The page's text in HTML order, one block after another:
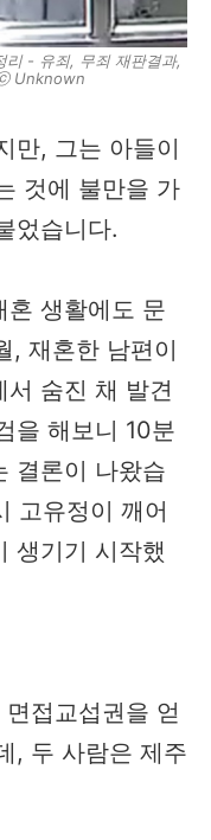
리 - 유죄, 무죄 재판결과,
Unknown
만, 그는 아들이
것에 불만을 가
었습니다.
혼 생활에도 문
, 재혼한 남편이
숨진 채 발견
을 해보니 10분
결론이 나왔습
고유정이 깨어
생기기 시작했
접교섭권을 얻
, 두 사람은 제주